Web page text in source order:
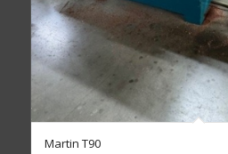
Martin T90